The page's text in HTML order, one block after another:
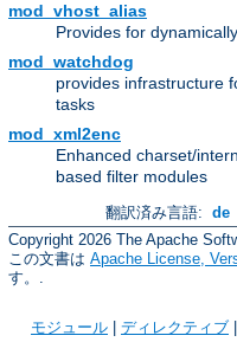
mod_vhost_alias
Provides for
mod_watchdog
provides infrastructure
tasks
mod_xml2enc
Enhanced charset/
based filter modules
翻訳済み言語: de
Copyright 2026 The Apache
この文書は Apache License,
す。.
モジュール | ディレクティブ |